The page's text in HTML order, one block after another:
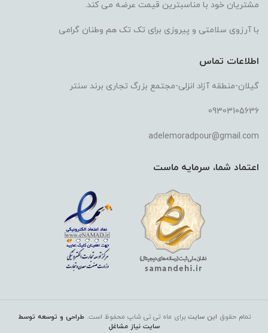
مشتریان خود با مناسبترین قیمت عرضه می کند.
با آرزوی سلامتی و پیروزی برای تک تک هم وطنان گرامی
اطلاعات تماس
گیلان-منطقه آزاد انزلی-مجتمع بزرگ تجاری برند سنتر
09303105636
adelemoradpour@gmail.com
اعتماد شما، سرمایه ماست
تمام حقوق این سایتبرای ماه تی تی شاپ محفوظ است.طراحی و توسعه توسط
سایت نیاز مشاغل